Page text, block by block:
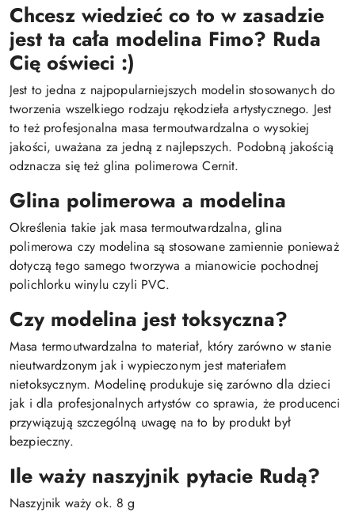
Chcesz wiedzieć co to w zasadzie
jest ta cała modelina Fimo? Ruda
Cię oświeci :)
Jest to jedna z najpopularniejszych modelin stosowanych do
tworzenia wszelkiego rodzaju rękodzieła artystycznego. Jest
to też profesjonalna masa termoutwardzalna o wysokiej
jakości, uważana za jedną z najlepszych. Podobną jakością
odznacza się też glina polimerowa Cernit.
Glina polimerowa a modelina
Określenia takie jak masa termoutwardzalna, glina
polimerowa czy modelina są stosowane zamiennie ponieważ
dotyczą tego samego tworzywa a mianowicie pochodnej
polichlorku winylu czyli PVC.
Czy modelina jest toksyczna?
Masa termoutwardzalna to materiał, który zarówno w stanie
nieutwardzonym jak i wypieczonym jest materiałem
nietoksycznym. Modelinę produkuje się zarówno dla dzieci
jak i dla profesjonalnych artystów co sprawia, że producenci
przywiązują szczególną uwagę na to by produkt był
bezpieczny.
Ile waży naszyjnik pytacie Rudą?
Naszyjnik waży ok. 8 g